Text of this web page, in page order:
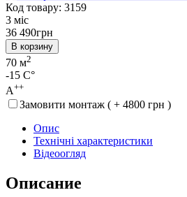
Код товару: 3159
3 міс
36 490грн
В корзину
70 м2
-15 C°
A++
Замовити монтаж ( + 4800 грн )
Опис
Технічні характеристики
Відеоогляд
Описание